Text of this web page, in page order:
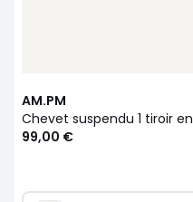
AM.PM
99,00 €